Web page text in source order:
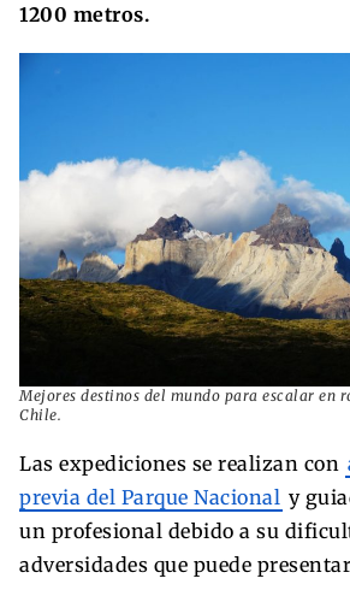
1200 metros.
Mejores destinos del mundo para escalar en
Chile.
Las expediciones se realizan con
previa del Parque Nacional y
un profesional debido a su
adversidades que puede